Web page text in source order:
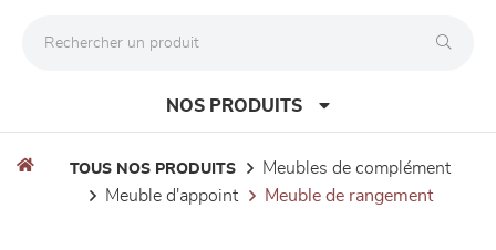
NOS PRODUITS
TOUS NOS PRODUITS
meubles de complément
meuble d'appoint
meuble de rangement